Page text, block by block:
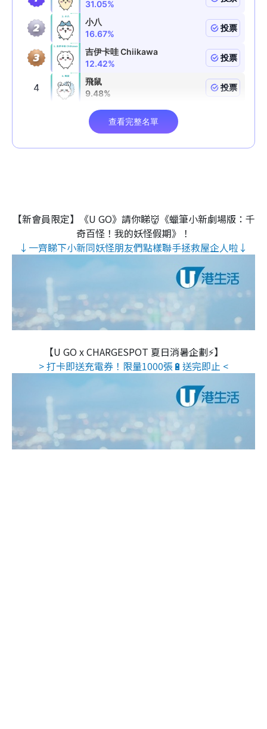
【新會員限定】《U GO》請你睇👹《蠟筆小新劇場版：千
奇百怪！我的妖怪假期》！
↓一齊睇下小新同妖怪朋友們點樣聯手拯救屋企人啦↓
【U GO x CHARGESPOT 夏日消暑企劃⚡】
> 打卡即送充電券！限量1000張🔋送完即止 <